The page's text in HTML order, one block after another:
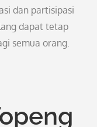
dan partisipasi
dapat tetap
semua orang.